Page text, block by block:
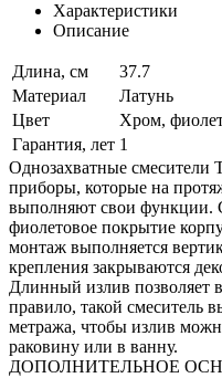
Характеристики
Описание
Длина, см
37.7
Материал
Латунь
Цвет
Хром,
Гарантия, лет 1
Однозахватные смесители
приборы, которые на
выполняют свои функции.
фиолетовое покрытие
монтаж выполняется
крепления закрываются
Длинный излив позволяет
правило, такой смеситель
метража, чтобы излив
раковину или в ванну.
ДОПОЛНИТЕЛЬНОЕ